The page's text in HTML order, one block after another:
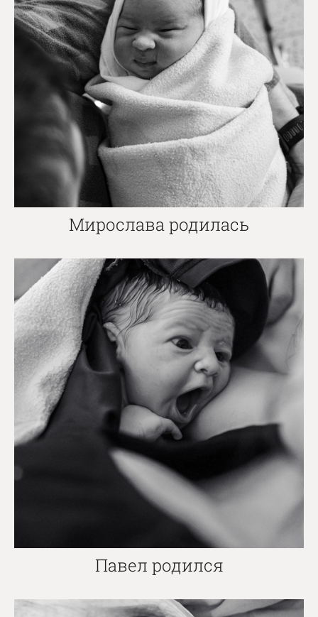
Мирослава родилась
Павел родился